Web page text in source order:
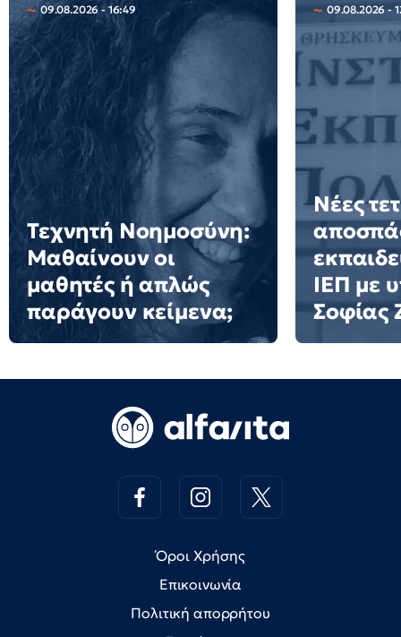
09.08.2026 - 16:49
Τεχνητή Νοημοσύνη:
Μαθαίνουν οι
μαθητές ή απλώς
παράγουν κείμενα;
09.08.2026 -
Νέες
ΙΕΠ με
Σοφίας
Όροι Χρήσης
Επικοινωνία
Πολιτική απορρήτου